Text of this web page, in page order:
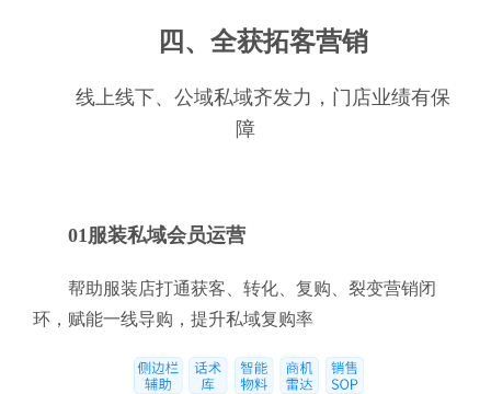
四、全获拓客营销
线上线下、公域私域齐发力，门店业绩有保
障
01服装私域会员运营
帮助服装店打通获客、转化、复购、裂变营销闭
环，赋能一线导购，提升私域复购率